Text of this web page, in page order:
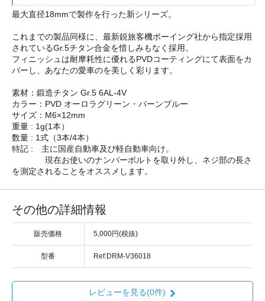
最大直径18mmで製作を行った新シリーズ。
これまでの製品同様に、最新鋭旅客機ボーイング社から指定採用
されているGr.5チタン合金を惜しみもなく採用。
フィニッシュは耐摩耗性に優れるPVDコーティングにて表面をカ
バーし、あなたの愛車のを美しく彩ります。
素材：鍛造チタン Gr.5 6AL-4V
カラー：PVD オーロラグリーン・バーンブルー
サイズ：M6×12mm
重量 : 1g(1本）
数量 : 1式（3本/4本）
特記 : 主に国産自動車及び軽自動車向け。
現在お使いのナンバーボルトを取り外し、ネジ部の長さ
を測定されることをオススメします。
その他の詳細情報
販売価格 5,000円(税抜)
型番 Ref:DRM-V36018
レビューを見る(0件)